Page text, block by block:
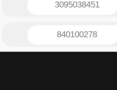
3095038451
840100278